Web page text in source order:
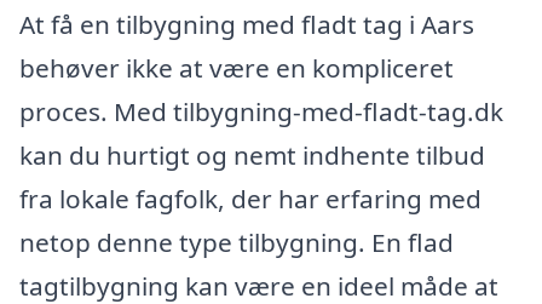
At få en tilbygning med fladt tag i Aars
behøver ikke at være en kompliceret
proces. Med tilbygning-med-fladt-tag.dk
kan du hurtigt og nemt indhente tilbud
fra lokale fagfolk, der har erfaring med
netop denne type tilbygning. En flad
tagtilbygning kan være en ideel måde at